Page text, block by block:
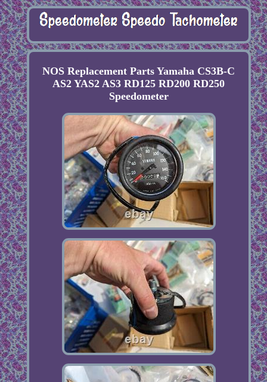
NOS Replacement Parts Yamaha CS3B-C
AS2 YAS2 AS3 RD125 RD200 RD250
Speedometer